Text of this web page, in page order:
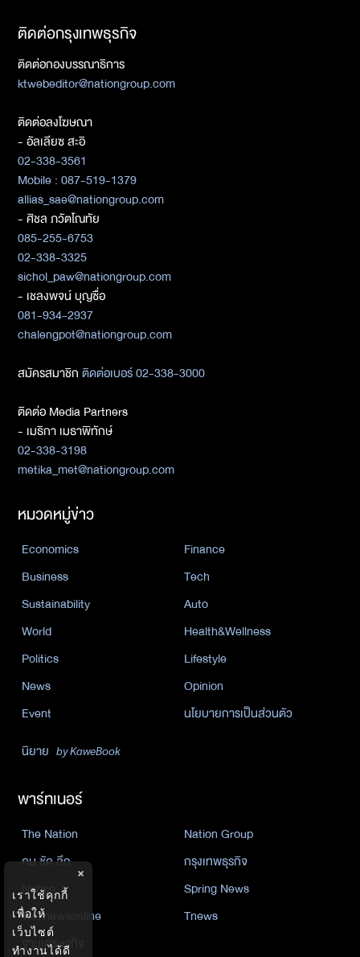
ติดต่อกรุงเทพธุรกิจ
ติดต่อกองบรรณาธิการ
ktwebeditor@nationgroup.com
ติดต่อลงโฆษณา
- อัลเลียซ สะอิ
02-338-3561
Mobile : 087-519-1379
allias_sae@nationgroup.com
- ศิชล ภวัตโณทัย
085-255-6753
02-338-3325
sichol_paw@nationgroup.com
- เชลงพจน์ บุญซื่อ
081-934-2937
chalengpot@nationgroup.com
สมัครสมาชิกติดต่อเบอร์ 02-338-3000
ติดต่อ Media Partners
- เมธิกา เมธาพิทักษ์
02-338-3198
metika_met@nationgroup.com
หมวดหมู่ข่าว
Economics
Finance
Business
Tech
Sustainability
Auto
World
Health&Wellness
Politics
Lifestyle
News
Opinion
Event
นโยบายการเป็นส่วนตัว
นิยาย by KaweBook
พาร์ทเนอร์
The Nation
Nation Group
คม ชัด ลึก
กรุงเทพธุรกิจ
Nation
Spring News
Thainewsonline
Tnews
ฐานเศรษฐกิจ
×
เราใช้คุกกี้
เพื่อให้
เว็บไซต์
ทำงานได้ดี